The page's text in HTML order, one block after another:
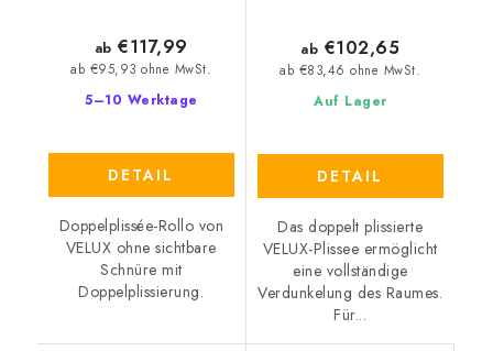
5–10 Werktage
ab €95,93 ohne MwSt.
ab €117,99
DETAIL
Doppelplissée-Rollo von
VELUX ohne sichtbare
Schnüre mit
Doppelplissierung.
Auf Lager
ab €83,46 ohne MwSt.
ab €102,65
DETAIL
Das doppelt plissierte
VELUX-Plissee ermöglicht
eine vollständige
Verdunkelung des Raumes.
Für...